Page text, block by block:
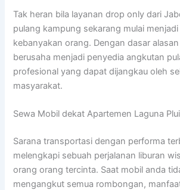
Tak heran bila layanan drop only dari
pulang kampung sekarang mulai
kebanyakan orang. Dengan dasar
berusaha menjadi penyedia angkutan
profesional yang dapat dijangkau oleh
masyarakat.
Sewa Mobil dekat Apartemen Laguna
Sarana transportasi dengan performa
melengkapi sebuah perjalanan liburan
orang orang tercinta. Saat mobil anda
mengangkut semua rombongan,